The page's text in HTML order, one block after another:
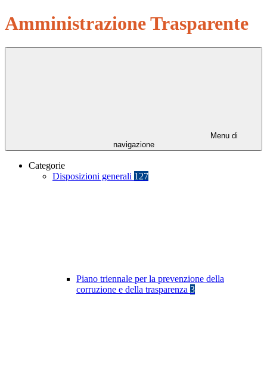
Amministrazione Trasparente
Menu di
navigazione
Categorie
Disposizioni generali 127
Piano triennale per la prevenzione della
corruzione e della trasparenza 3